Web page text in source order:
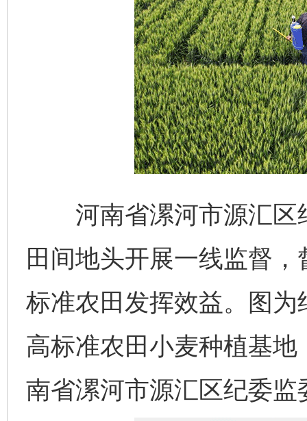
河南省漯河市源汇区
田间地头开展一线监督
标准农田发挥效益。图
高标准农田小麦种植基
南省漯河市源汇区纪委监